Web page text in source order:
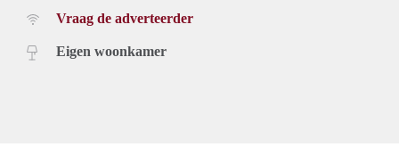
Vraag de adverteerder
Eigen woonkamer